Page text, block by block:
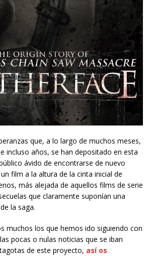
que, a lo largo de muchos meses,
incluso años, se han depositado en esta
ávido de encontrarse de nuevo
film a la altura de la cinta inicial de
más alejada de aquellos films de serie
que claramente suponían una
la saga.
muchos los que hemos ido siguiendo con
pocas o nulas noticias que se iban
de este proyecto, así os